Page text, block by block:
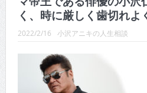
2022/2/16 小沢アニキの人生相談